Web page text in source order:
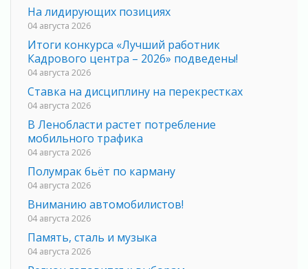
На лидирующих позициях
04 августа 2026
Итоги конкурса «Лучший работник
Кадрового центра – 2026» подведены!
04 августа 2026
Ставка на дисциплину на перекрестках
04 августа 2026
В Ленобласти растет потребление
мобильного трафика
04 августа 2026
Полумрак бьёт по карману
04 августа 2026
Вниманию автомобилистов!
04 августа 2026
Память, сталь и музыка
04 августа 2026